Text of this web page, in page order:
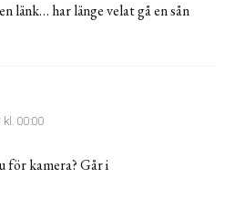
länk… har länge velat gå en sån
00:00
för kamera? Går i